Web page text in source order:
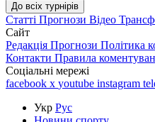
До всіх турнірів
Статті Прогнози Відео
Сайт
Редакція Прогнози Політика
Контакти Правила
Соціальні мережі
facebook x youtube instagram
Укр Рус